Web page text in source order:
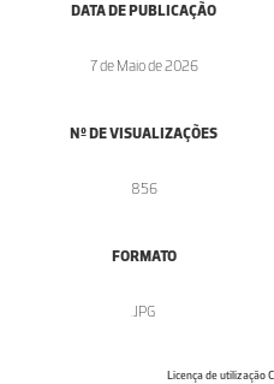
DATA DE PUBLICAÇÃO
7 de Maio de 2026
Nº DE VISUALIZAÇÕES
856
FORMATO
.JPG
Licença de utilização